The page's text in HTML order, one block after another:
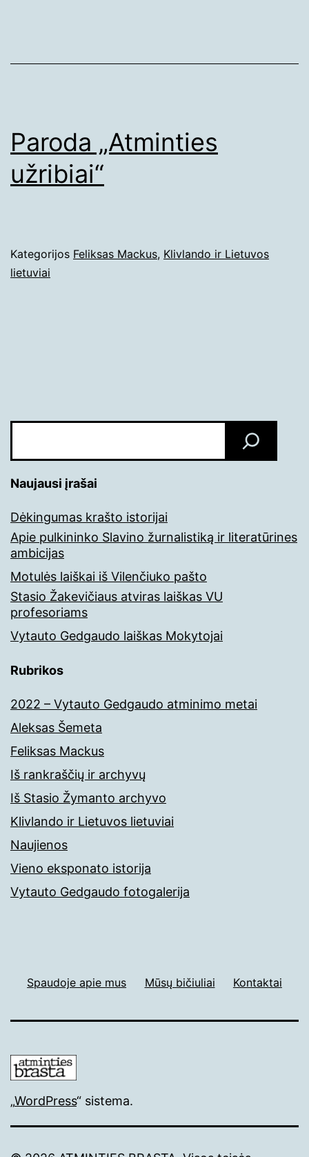
Paroda „Atminties
užribiai“
Paskelbta
2022-
Kategorijos Feliksas Mackus, Klivlando ir Lietuvos
lietuviai
Naujausi įrašai
Dėkingumas krašto istorijai
Apie pulkininko Slavino žurnalistiką ir literatūrines
ambicijas
Motulės laiškai iš Vilenčiuko pašto
Stasio Žakevičiaus atviras laiškas VU
profesoriams
Vytauto Gedgaudo laiškas Mokytojai
Rubrikos
2022 – Vytauto Gedgaudo atminimo metai
Aleksas Šemeta
Feliksas Mackus
Iš rankraščių ir archyvų
Iš Stasio Žymanto archyvo
Klivlando ir Lietuvos lietuviai
Naujienos
Vieno eksponato istorija
Vytauto Gedgaudo fotogalerija
Spaudoje apie mus Mūsų bičiuliai Kontaktai
„WordPress“ sistema.